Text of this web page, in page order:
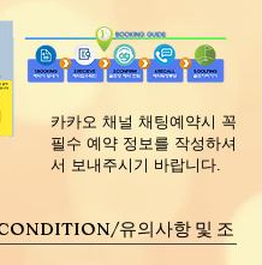
​카카오 채널 채팅예약시 꼭
필수 예약 정보를 작성하셔
서 보내주시기 바랍니다.
유의사항 및 조